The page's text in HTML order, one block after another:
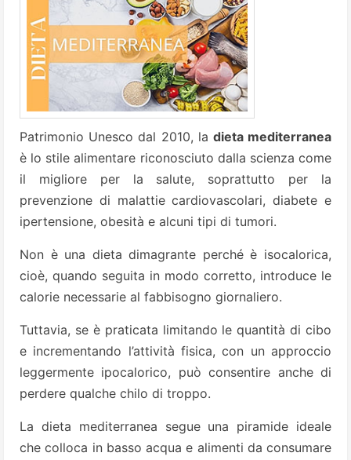
Patrimonio Unesco dal 2010, la dieta mediterranea
è lo stile alimentare riconosciuto dalla scienza come
il migliore per la salute, soprattutto per la
prevenzione di malattie cardiovascolari, diabete e
ipertensione, obesità e alcuni tipi di tumori.
Non è una dieta dimagrante perché è isocalorica,
cioè, quando seguita in modo corretto, introduce le
calorie necessarie al fabbisogno giornaliero.
Tuttavia, se è praticata limitando le quantità di cibo
e incrementando l’attività fisica, con un approccio
leggermente ipocalorico, può consentire anche di
perdere qualche chilo di troppo.
La dieta mediterranea segue una piramide ideale
che colloca in basso acqua e alimenti da consumare